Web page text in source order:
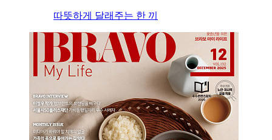
따뜻하게 달래주는 한 끼